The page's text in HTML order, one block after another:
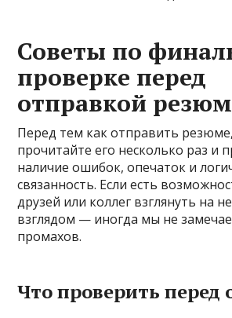
Советы по
проверке перед
отправкой
Перед тем как отправить
прочитайте его несколько раз и
наличие ошибок, опечаток и
связанность. Если есть
друзей или коллег взглянуть на
взглядом — иногда мы не
промахов.
Что проверить перед